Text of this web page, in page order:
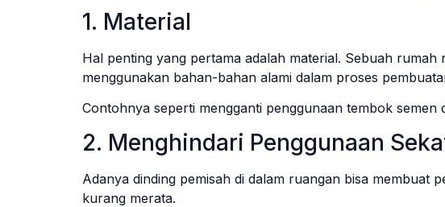
1. Material
Hal penting yang pertama adalah material. Sebuah
menggunakan bahan-bahan alami dalam proses
Contohnya seperti mengganti penggunaan tembok semen
2. Menghindari Penggunaan
Adanya dinding pemisah di dalam ruangan bisa membuat
kurang merata.